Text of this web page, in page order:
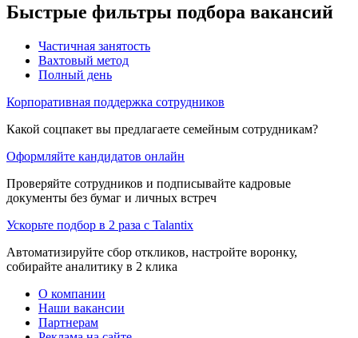
Быстрые фильтры подбора вакансий
Частичная занятость
Вахтовый метод
Полный день
Корпоративная поддержка сотрудников
Какой соцпакет вы предлагаете семейным сотрудникам?
Оформляйте кандидатов онлайн
Проверяйте сотрудников и подписывайте кадровые
документы без бумаг и личных встреч
Ускорьте подбор в 2 раза с Talantix
Автоматизируйте сбор откликов, настройте воронку,
собирайте аналитику в 2 клика
О компании
Наши вакансии
Партнерам